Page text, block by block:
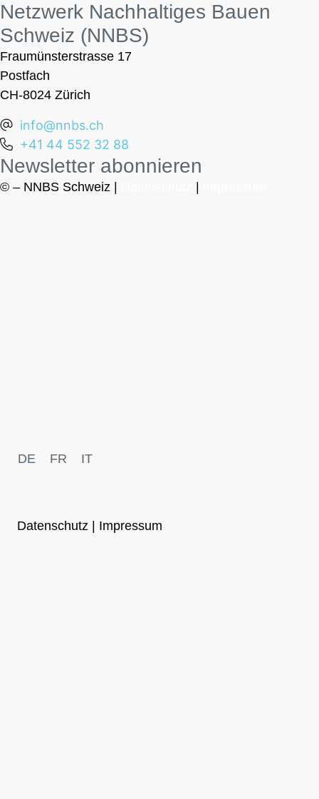
Netzwerk Nachhaltiges Bauen
Schweiz (NNBS)
Fraumünsterstrasse 17
Postfach
CH-8024 Zürich
info@nnbs.ch
+41 44 552 32 88
Newsletter abonnieren
© – NNBS Schweiz | |
DE FR IT
Datenschutz | Impressum